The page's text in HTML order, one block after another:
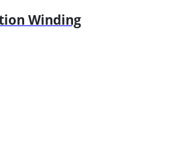
Winding